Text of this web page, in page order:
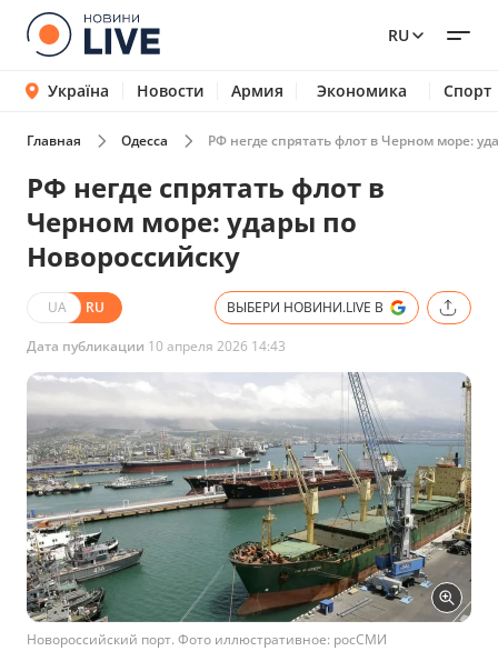
RU
Україна Новости Армия Экономика Спорт
Главная Одесса РФ негде спрятать флот в Черном море:
РФ негде спрятать флот в
Черном море: удары по
Новороссийску
UA RU ВЫБЕРИ НОВИНИ.LIVE В
Дата публикации 10 апреля 2026 14:43
Новороссийский порт. Фото иллюстративное: росСМИ